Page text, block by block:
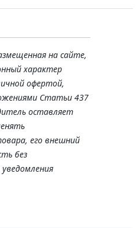
на сайте,
характер
офертой,
Статьи 437
оставляет
его внешний
без